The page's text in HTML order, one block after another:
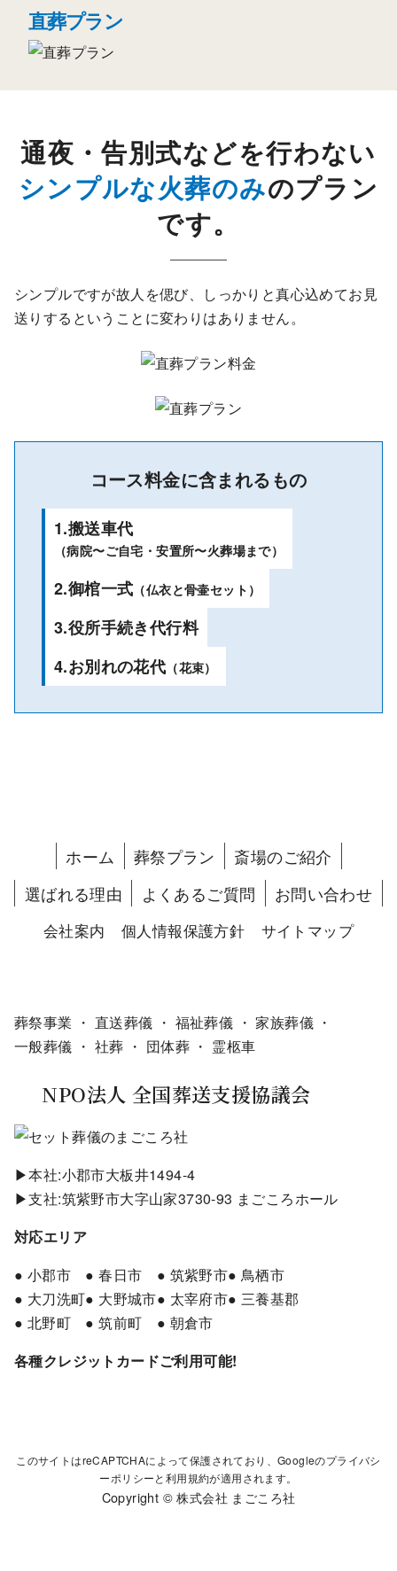
直葬プラン
通夜・告別式などを行わない
シンプルな火葬のみのプラン
です。
シンプルですが故人を偲び、
しっかりと真心込めてお見
送りするということに変わりはありません。
コース料金に含まれるもの
1.搬送車代
（病院〜ご自宅・安置所〜火葬場まで）
2.御棺一式 （仏衣と骨壷セット）
3.役所手続き代行料
4.お別れの花代 （花束）
ホーム 葬祭プラン
斎場のご紹介
選ばれる理由
よくあるご質問 お問い合わせ
会社案内 個人情報保護方針 サイトマップ
葬祭事業 ・ 直送葬儀 ・ 福祉葬儀 ・ 家族葬儀 ・
一般葬儀 ・ 社葬 ・ 団体葬 ・ 霊柩車
NPO法人 全国葬送支援協議会
▶本社:小郡市大板井1494-4
▶支社:筑紫野市大字山家3730-93 まごころホール
対応エリア
● 小郡市
● 大刀洗町
● 北野町
● 春日市
● 大野城市
● 筑前町
● 筑紫野市
● 太宰府市
● 朝倉市
● 鳥栖市
● 三養基郡
各種クレジットカードご利用可能!
このサイトはreCAPTCHAによって保護されており、Googleのプライバシ
ーポリシーと 利用規約が適用されます。
Copyright © 株式会社 まごころ社